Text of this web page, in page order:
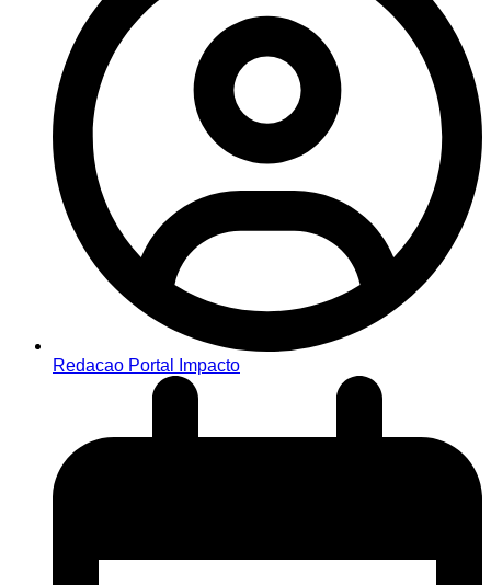
Redacao Portal Impacto